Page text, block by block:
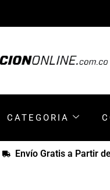
CATEGORIA
Envío Gratis a Partir